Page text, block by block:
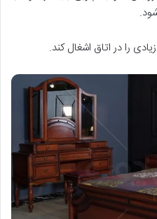
را در اتاق اشغال کند.